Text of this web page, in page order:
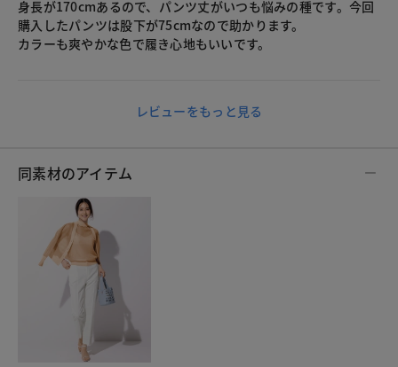
身長が170cmあるので、パンツ丈がいつも悩みの種です。今回
購入したパンツは股下が75cmなので助かります。
カラーも爽やかな色で履き心地もいいです。
レビューをもっと見る
同素材のアイテム